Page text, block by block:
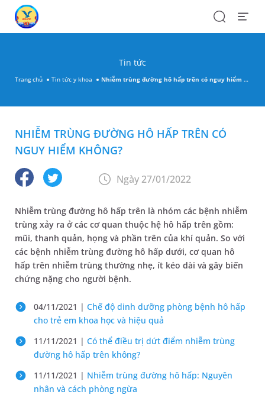
SearchOpen
Tin tức
Trang chủ Tin tức y khoa Nhiễm trùng đường hô hấp trên có nguy hiểm không?
NHIỄM TRÙNG ĐƯỜNG HÔ HẤP TRÊN CÓ
NGUY HIỂM KHÔNG?
Ngày 27/01/2022
Nhiễm trùng đường hô hấp trên là nhóm các bệnh nhiễm
trùng xảy ra ở các cơ quan thuộc hệ hô hấp trên gồm:
mũi, thanh quản, họng và phần trên của khí quản. So với
các bệnh nhiễm trùng đường hô hấp dưới, cơ quan hô
hấp trên nhiễm trùng thường nhẹ, ít kéo dài và gây biến
chứng nặng cho người bệnh.
04/11/2021 | Chế độ dinh dưỡng phòng bệnh hô hấp
cho trẻ em khoa học và hiệu quả
11/11/2021 | Có thể điều trị dứt điểm nhiễm trùng
đường hô hấp trên không?
11/11/2021 | Nhiễm trùng đường hô hấp: Nguyên
nhân và cách phòng ngừa